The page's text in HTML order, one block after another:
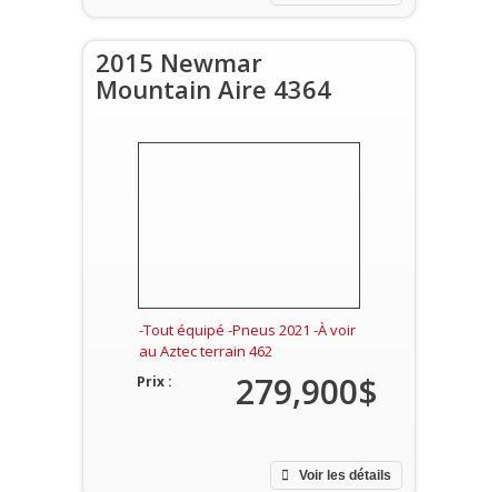
2015 Newmar
Mountain Aire 4364
-Tout équipé -Pneus 2021 -À voir
au Aztec terrain 462
Voir les détails
Prix : 279,900$